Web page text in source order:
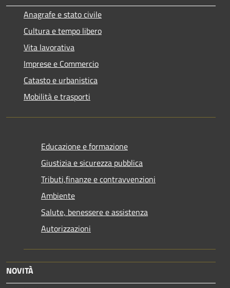
Anagrafe e stato civile
Cultura e tempo libero
Vita lavorativa
Imprese e Commercio
Catasto e urbanistica
Mobilità e trasporti
Educazione e formazione
Giustizia e sicurezza pubblica
Tributi,finanze e contravvenzioni
Ambiente
Salute, benessere e assistenza
Autorizzazioni
NOVITÀ